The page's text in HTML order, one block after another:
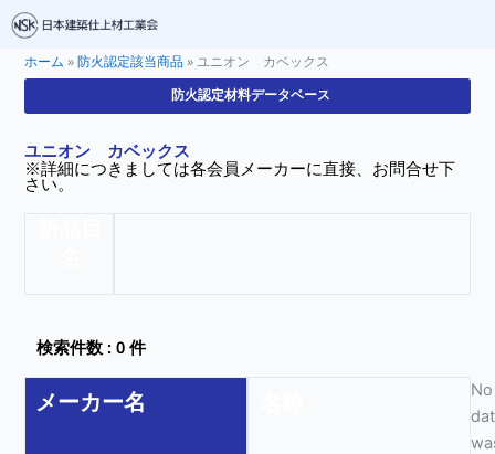
ホーム »防火認定該当商品»ユニオン カベックス
防火認定材料データベース
ユニオン カベックス
※詳細につきましては各会員メーカーに直接、お問合せ下
さい。
検索件数 : 0 件
メーカー名
No